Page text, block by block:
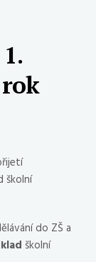
školní
do ZŠ a
školní